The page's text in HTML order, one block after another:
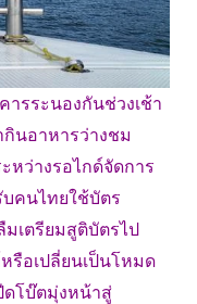
รระนองกันช่วงเช้า
นอาหารว่างชม
หว่างรอไกด์จัดการ
บคนไทยใช้บัตร
มเตรียมสูติบัตรไป
รือเปลี่ยนเป็นโหมด
ดโบ๊ตมุ่งหน้าสู่